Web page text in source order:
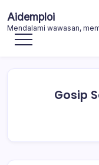
to
content
Aidemploi
Mendalami wawasan,
Gosip